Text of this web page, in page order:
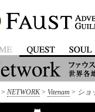
> NETWORK> Vitenam > ショ